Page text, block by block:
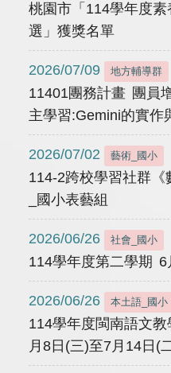
桃園市「114學年度
選」獲獎名單
2026/07/09 地方輔導群
11401團務計畫 團員
主學習:Gemini的實作
2026/07/02 藝術_國小
114-2跨校學習社群《
_國小表藝組
2026/06/26 社會_國小
114學年度第二學期 6
2026/06/26 本土語_國小
114學年度閩南語文
月8日(三)至7月14日(